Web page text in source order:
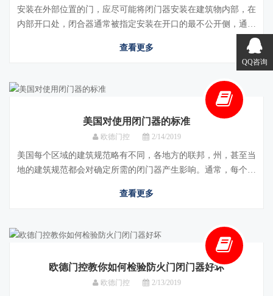
安装在外部位置的门，应尽可能将闭门器安装在建筑物内部，在
内部开口处，闭合器通常被指定安装在开口的最不公开侧，通过
查看更多
美国对使用闭门器的标准
欧德门控 2/14/2019
美国每个区域的建筑规范略有不同，各地方的联邦，州，甚至当
地的建筑规范都会对确定所需的闭门器产生影响。通常，每个闭
查看更多
欧德门控教你如何检验防火门闭门器好坏
欧德门控 2/13/2019
QQ咨询